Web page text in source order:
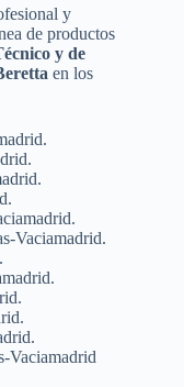
y
de productos
y de
en los
Vaciamadrid.
Vaciamadrid